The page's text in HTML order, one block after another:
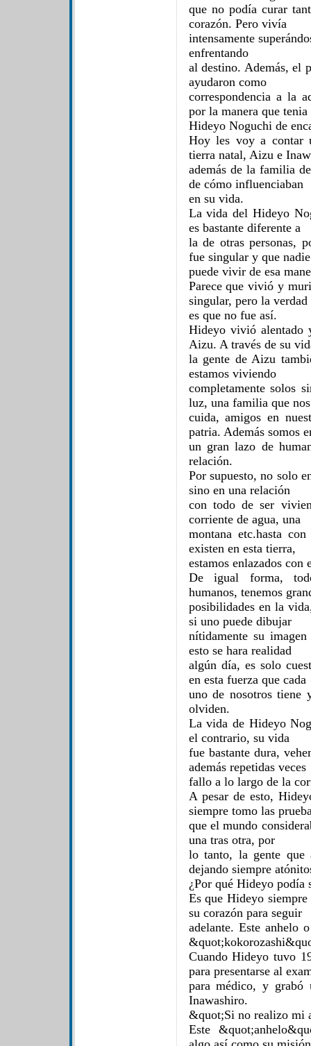
que no podía curar
corazón. Pero vivía
intensamente
enfrentando
al destino. Además, el
ayudaron como
correspondencia a la
por la manera que tenia
Hideyo Noguchi de
Hoy les voy a contar
tierra natal, Aizu e
además de la familia
de cómo influenciaban
en su vida.
La vida del Hideyo
es bastante diferente a
la de otras personas,
fue singular y que nadie
puede vivir de esa
Parece que vivió y
singular, pero la verdad
es que no fue así.
Hideyo vivió alentado
Aizu. A través de su
la gente de Aizu
estamos viviendo
completamente solos
luz, una familia que nos
cuida, amigos en
patria. Además somos
un gran lazo de
relación.
Por supuesto, no solo
sino en una relación
con todo de ser
corriente de agua, una
montana etc.hasta
existen en esta tierra,
estamos enlazados con
De igual forma,
humanos, tenemos
posibilidades en la
si uno puede dibujar
nítidamente su
esto se hara realidad
algún día, es solo
en esta fuerza que cada
uno de nosotros tiene
olviden.
La vida de Hideyo
el contrario, su vida
fue bastante dura,
además repetidas veces
fallo a lo largo de la
A pesar de esto,
siempre tomo las
que el mundo
una tras otra, por
lo tanto, la gente que
dejando siempre
¿Por qué Hideyo podía
Es que Hideyo
su corazón para seguir
adelante. Este anhelo
Cuando Hideyo tuvo
para presentarse al
para médico, y
Inawashiro.
&quot;Si no realizo mi
Este